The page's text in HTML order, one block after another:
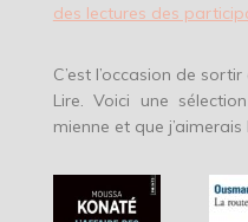
des lectures des
C’est l’occasion de
Lire. Voici une
mienne et que